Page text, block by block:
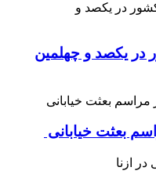
یکصد و چهلمین
بعثت خیابانی